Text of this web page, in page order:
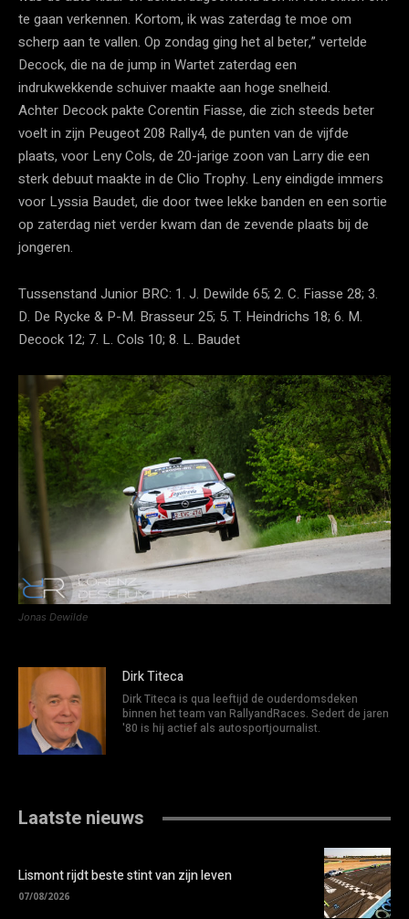
te gaan verkennen. Kortom, ik was zaterdag te moe om
scherp aan te vallen. Op zondag ging het al beter,” vertelde
Decock, die na de jump in Wartet zaterdag een
indrukwekkende schuiver maakte aan hoge snelheid.
Achter Decock pakte Corentin Fiasse, die zich steeds beter
voelt in zijn Peugeot 208 Rally4, de punten van de vijfde
plaats, voor Leny Cols, de 20-jarige zoon van Larry die een
sterk debuut maakte in de Clio Trophy. Leny eindigde immers
voor Lyssia Baudet, die door twee lekke banden en een sortie
op zaterdag niet verder kwam dan de zevende plaats bij de
jongeren.
Tussenstand Junior BRC: 1. J. Dewilde 65; 2. C. Fiasse 28; 3.
D. De Rycke & P-M. Brasseur 25; 5. T. Heindrichs 18; 6. M.
Decock 12; 7. L. Cols 10; 8. L. Baudet
Jonas Dewilde
Dirk Titeca
Dirk Titeca is qua leeftijd de ouderdomsdeken
binnen het team van RallyandRaces. Sedert de jaren
'80 is hij actief als autosportjournalist.
Laatste nieuws
Lismont rijdt beste stint van zijn leven
07/08/2026